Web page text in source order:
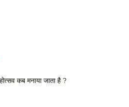
कब मनाया जाता है ?